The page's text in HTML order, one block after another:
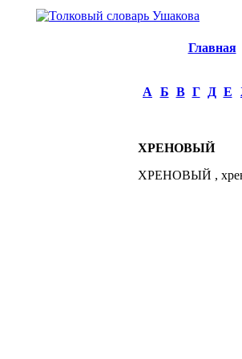
Главная
А Б В Г Д Е
ХРЕНОВЫЙ
ХРЕНОВЫЙ ,